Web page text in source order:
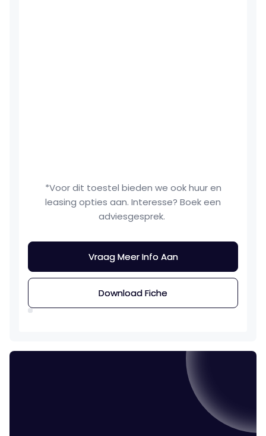
*Voor dit toestel bieden we ook huur en
leasing opties aan. Interesse? Boek een
adviesgesprek.
Vraag Meer Info Aan
Vraag Meer Info Aan
Download Fiche
Download Fiche